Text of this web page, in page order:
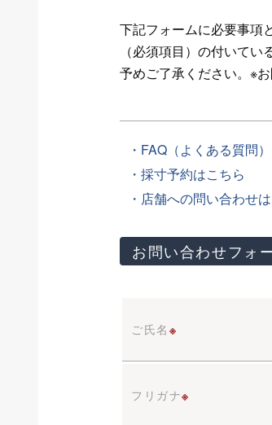
下記フォームに必要事項
（必須項目）の付いて
予めご了承ください。※
・FAQ（よくある質問
・採寸予約はこちら
・店舗への問い合わせ
お問い合わせフォ
ご氏名 ※
フリガナ※